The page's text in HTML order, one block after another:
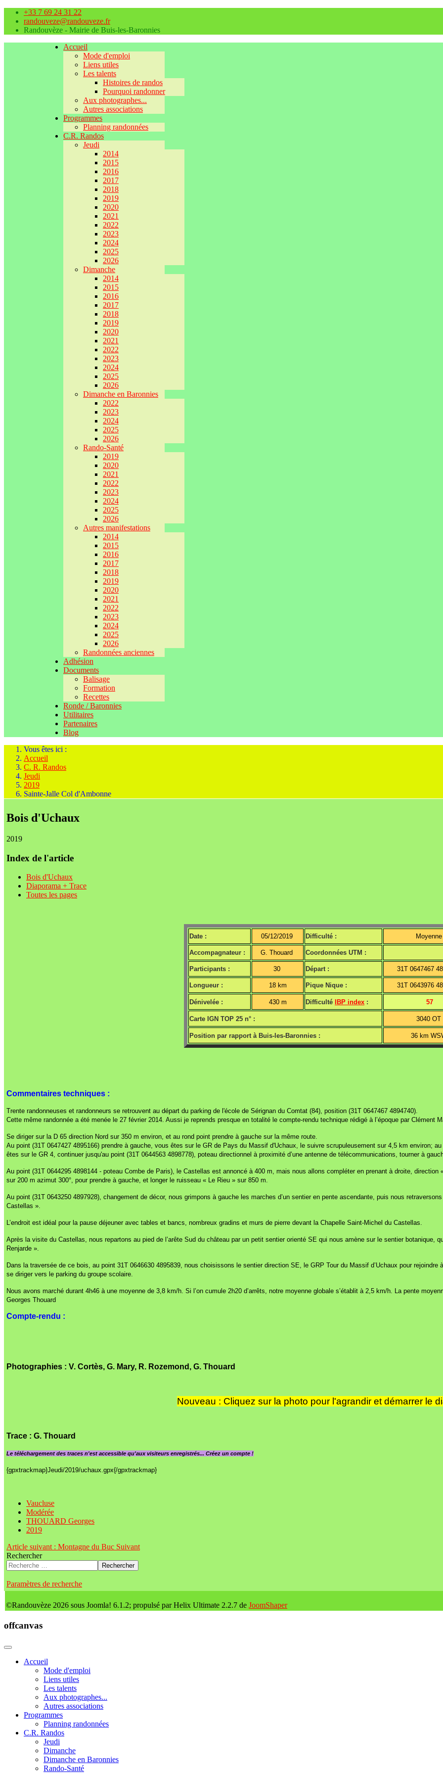
+33 7 69 24 31 22
randouveze@randouveze.fr
Randouvèze - Mairie de Buis-les-Baronnies
Accueil
Mode d'emploi
Liens utiles
Les talents
Histoires de randos
Pourquoi randonner
Aux photographes...
Autres associations
Programmes
Planning randonnées
C.R. Randos
Jeudi
2014
2015
2016
2017
2018
2019
2020
2021
2022
2023
2024
2025
2026
Dimanche
2014
2015
2016
2017
2018
2019
2020
2021
2022
2023
2024
2025
2026
Dimanche en Baronnies
2022
2023
2024
2025
2026
Rando-Santé
2019
2020
2021
2022
2023
2024
2025
2026
Autres manifestations
2014
2015
2016
2017
2018
2019
2020
2021
2022
2023
2024
2025
2026
Randonnées anciennes
Adhésion
Documents
Balisage
Formation
Recettes
Ronde / Baronnies
Utilitaires
Partenaires
Blog
Vous êtes ici :
Accueil
C. R. Randos
Jeudi
2019
Sainte-Jalle Col d'Ambonne
Bois d'Uchaux
2019
Index de l'article
Bois d'Uchaux
Diaporama + Trace
Toutes les pages
Date : 05/12/2019 Difficulté : Moyenne
Accompagnateur : G. Thouard Coordonnées UTM :
Participants : 30 Départ : 31T 0647467
Longueur : 18 km Pique Nique : 31T 0643976
Dénivelée : 430 m Difficulté IBP index : 57
Carte IGN TOP 25 n° : 3040 OT
Position par rapport à Buis-les-Baronnies : 36 km
Commentaires techniques :
Trente randonneuses et randonneurs se retrouvent au départ du parking de l'école de Sérignan du Comtat (84), position (31T 0647467 4894740).
Cette même randonnée a été menée le 27 février 2014. Aussi je reprends presque en totalité le compte-rendu technique rédigé à l’époque par Clément
Se diriger sur la D 65 direction Nord sur 350 m environ, et au rond point prendre à gauche sur la même route.
Au point (31T 0647427 4895166) prendre à gauche, vous êtes sur le GR de Pays du Massif d'Uchaux, le suivre scrupuleusement sur 4,5 km environ;
êtes sur le GR 4, continuer jusqu'au point (31T 0644563 4898778), poteau directionnel à proximité d’une antenne de télécommunications, tourner à
Au point (31T 0644295 4898144 - poteau Combe de Paris), le Castellas est annoncé à 400 m, mais nous allons compléter en prenant à droite,
sur 200 m azimut 300°, pour prendre à gauche, et longer le ruisseau « Le Rieu » sur 850 m.
Au point (31T 0643250 4897928), changement de décor, nous grimpons à gauche les marches d’un sentier en pente ascendante, puis nous
Castellas ».
L’endroit est idéal pour la pause déjeuner avec tables et bancs, nombreux gradins et murs de pierre devant la Chapelle Saint-Michel du Castellas.
Après la visite du Castellas, nous repartons au pied de l’arête Sud du château par un petit sentier orienté SE qui nous amène sur le sentier botanique,
Renjarde ».
Dans la traversée de ce bois, au point 31T 0646630 4895839, nous choisissons le sentier direction SE, le GRP Tour du Massif d’Uchaux pour rejoindre
se diriger vers le parking du groupe scolaire.
Nous avons marché durant 4h46 à une moyenne de 3,8 km/h. Si l’on cumule 2h20 d’arrêts, notre moyenne globale s’établit à 2,5 km/h. La pente
Georges Thouard
Compte-rendu :
Photographies : V. Cortès, G. Mary, R. Rozemond, G. Thouard
Nouveau : Cliquez sur la photo pour l'agrandir et démarrer le
Trace : G. Thouard
Le téléchargement des traces n'est accessible qu'aux visiteurs enregistrés... Créez un compte !
{gpxtrackmap}Jeudi/2019/uchaux.gpx{/gpxtrackmap}
Vaucluse
Modérée
THOUARD Georges
2019
Article suivant : Montagne du Buc Suivant
Rechercher
Rechercher
Paramètres de recherche
©Randouvèze 2026 sous Joomla! 6.1.2; propulsé par Helix Ultimate 2.2.7 de JoomShaper
offcanvas
Accueil
Mode d'emploi
Liens utiles
Les talents
Aux photographes...
Autres associations
Programmes
Planning randonnées
C.R. Randos
Jeudi
Dimanche
Dimanche en Baronnies
Rando-Santé